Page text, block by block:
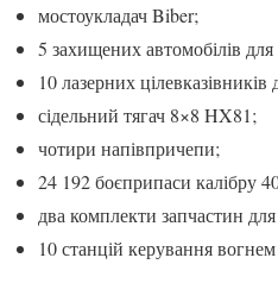
мостоукладач Biber;
5 захищених автомобілів для
10 лазерних
сідельний тягач 8×8 HX81;
чотири напівпричепи;
24 192 боєприпаси калібру
два комплекти запчастин
10 станцій керування